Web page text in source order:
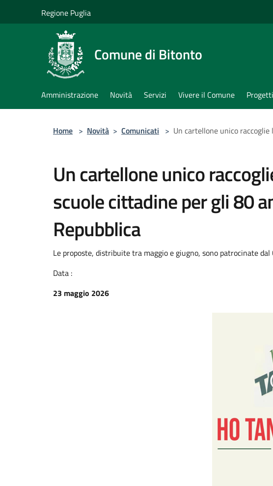
Regione Puglia
Comune di Bitonto
Amministrazione Novità Servizi Vivere il Comune Progetti
Home > Novità > Comunicati > Un cartellone unico
Un cartellone unico
scuole cittadine per gli 80
Repubblica
Le proposte, distribuite tra maggio e giugno, sono patrocinate dal
Data :
23 maggio 2026